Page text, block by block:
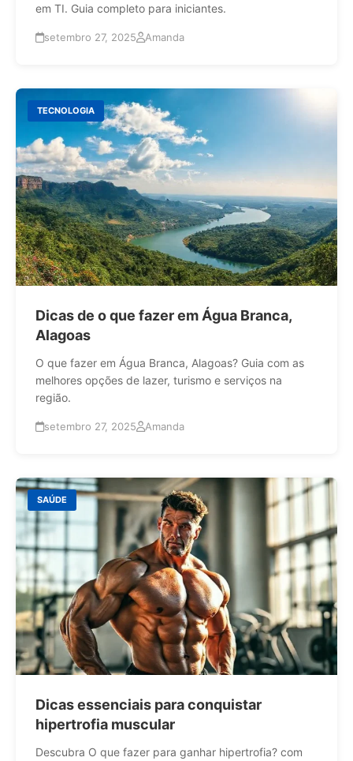
em TI. Guia completo para iniciantes.
setembro 27, 2025 Amanda
TECNOLOGIA
Dicas de o que fazer em Água Branca,
Alagoas
O que fazer em Água Branca, Alagoas? Guia com as
melhores opções de lazer, turismo e serviços na
região.
setembro 27, 2025 Amanda
SAÚDE
Dicas essenciais para conquistar
hipertrofia muscular
Descubra O que fazer para ganhar hipertrofia? com